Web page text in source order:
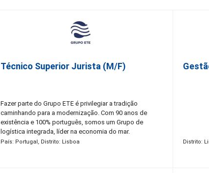
Técnico Superior Jurista (m/f)
Fazer parte do Grupo ETE é privilegiar a tradição
caminhando para a modernização. Com 90 anos de
existência e 100% português, somos um Grupo de
logística integrada, líder na economia do mar.
Constituído por mais de 50 empresas, com presença
País: Portugal, Distrito: Lisboa Distrito: